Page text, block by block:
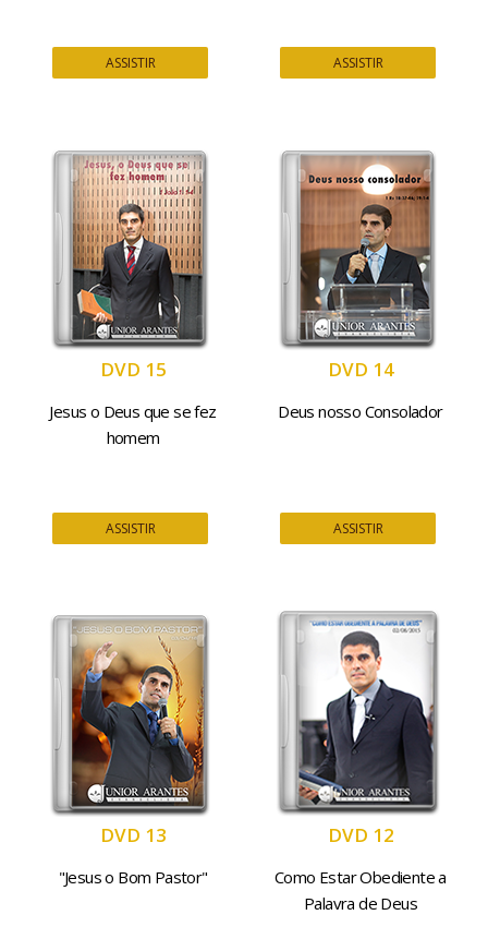
ASSISTIR ASSISTIR
DVD 15
Jesus o Deus que se fez
homem
ASSISTIR
DVD 14
Deus nosso Consolador
ASSISTIR
DVD 13
"Jesus o Bom Pastor"
DVD 12
Como Estar Obediente a
Palavra de Deus